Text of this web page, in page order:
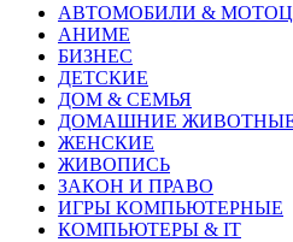
АВТОМОБИЛИ &
АНИМЕ
БИЗНЕС
ДЕТСКИЕ
ДОМ & СЕМЬЯ
ДОМАШНИЕ
ЖЕНСКИЕ
ЖИВОПИСЬ
ЗАКОН И ПРАВО
ИГРЫ КОМПЬЮТЕРНЫЕ
КОМПЬЮТЕРЫ & IT